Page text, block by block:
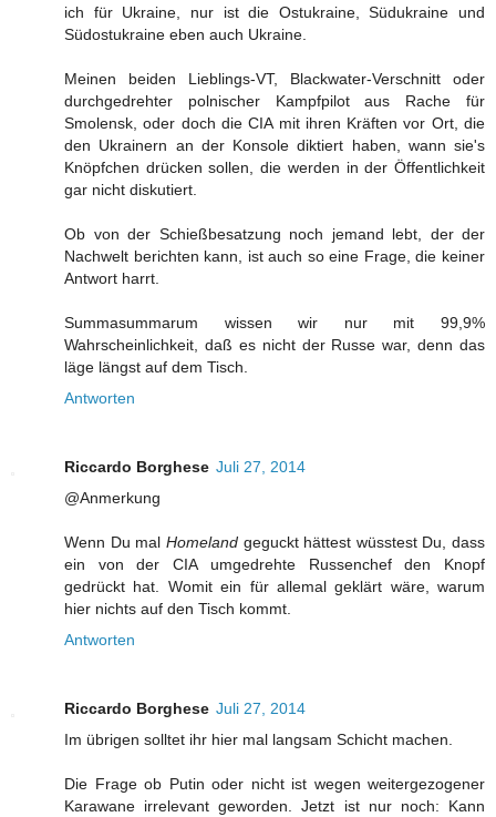
ich für Ukraine, nur ist die Ostukraine, Südukraine und
Südostukraine eben auch Ukraine.
Meinen beiden Lieblings-VT, Blackwater-Verschnitt oder
durchgedrehter polnischer Kampfpilot aus Rache für
Smolensk, oder doch die CIA mit ihren Kräften vor Ort, die
den Ukrainern an der Konsole diktiert haben, wann sie's
Knöpfchen drücken sollen, die werden in der Öffentlichkeit
gar nicht diskutiert.
Ob von der Schießbesatzung noch jemand lebt, der der
Nachwelt berichten kann, ist auch so eine Frage, die keiner
Antwort harrt.
Summasummarum wissen wir nur mit 99,9%
Wahrscheinlichkeit, daß es nicht der Russe war, denn das
läge längst auf dem Tisch.
Antworten
Riccardo Borghese Juli 27, 2014
@Anmerkung
Wenn Du mal Homelandgeguckt hättest wüsstest Du, dass
ein von der CIA umgedrehte Russenchef den Knopf
gedrückt hat. Womit ein für allemal geklärt wäre, warum
hier nichts auf den Tisch kommt.
Antworten
Riccardo Borghese Juli 27, 2014
Im übrigen solltet ihr hier mal langsam Schicht machen.
Die Frage ob Putin oder nicht ist wegen weitergezogener
Karawane irrelevant geworden. Jetzt ist nur noch: Kann